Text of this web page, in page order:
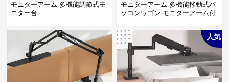
モニターアーム 多機能調節式モ
ニター台
モニターアーム 多機能移動式パ
ソコンワゴン モニターアーム付
人気